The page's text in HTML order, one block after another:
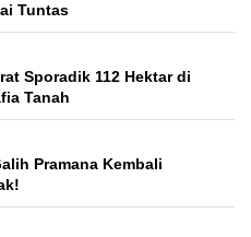
Tuntas
Sporadik 112 Hektar di
Tanah
Pramana Kembali